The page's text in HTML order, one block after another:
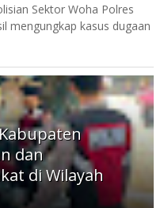
Sektor Woha Polres
mengungkap kasus dugaan
dan
di Wilayah